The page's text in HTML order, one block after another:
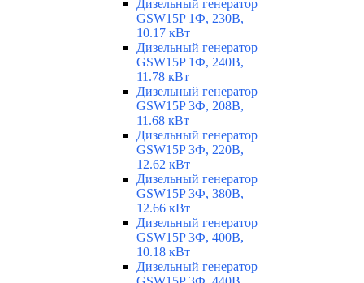
Дизельный генератор
GSW15P 1Ф, 230В,
10.17 кВт
Дизельный генератор
GSW15P 1Ф, 240В,
11.78 кВт
Дизельный генератор
GSW15P 3Ф, 208В,
11.68 кВт
Дизельный генератор
GSW15P 3Ф, 220В,
12.62 кВт
Дизельный генератор
GSW15P 3Ф, 380В,
12.66 кВт
Дизельный генератор
GSW15P 3Ф, 400В,
10.18 кВт
Дизельный генератор